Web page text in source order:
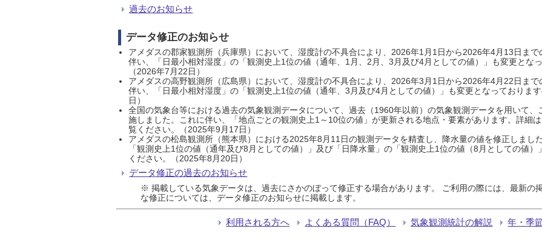
過去のお知らせ
データ修正のお知らせ
アメダスの郡家観測所（兵庫県）において、湿度計の不具合により、2026年1月1日から2026年4月13日ま
伴い、「日最小相対湿度」の「観測史上1位の値（通年、1月、2月、3月及び4月としての値）」も変更とな
（2026年7月22日）
アメダスの高野観測所（広島県）において、湿度計の不具合により、2026年3月1日から2026年4月22日ま
伴い、「日最小相対湿度」の「観測史上1位の値（通年、3月及び4月としての値）」も変更となっておりま
日）
全国の気象台等における過去の気象観測データについて、過去（1960年以前）の気象観測データを用いて
施しました。これに伴い、「地点ごとの観測史上1～10位の値」が更新される地点・要素があります。詳細は
覧ください。（2025年9月17日）
アメダスの松島観測所（熊本県）における2025年8月11日の観測データを精査し、降水量の値を修正しまし
「観測史上1位の値（通年及び8月としての値）」及び「日降水量」の「観測史上1位の値（8月としての値
ください。（2025年8月20日）
データ修正の過去のお知らせ
※ 掲載している気象データは、過去にさかのぼって修正する場合があります。 ご利用の際には、最新の
な修正については、データ修正のお知らせに掲載します。
利用される方へ よくある質問（FAQ） 気象観測統計の解説 年・季